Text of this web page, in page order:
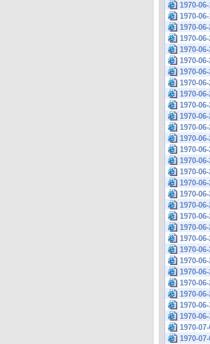
1970-
1970-
1970-
1970-
1970-
1970-
1970-
1970-
1970-
1970-
1970-
1970-
1970-
1970-
1970-
1970-
1970-
1970-
1970-
1970-
1970-
1970-
1970-
1970-
1970-
1970-
1970-
1970-
1970-
1970-
1970-